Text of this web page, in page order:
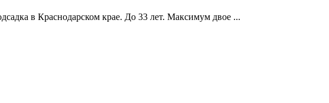
в Краснодарском крае. До 33 лет. Максимум двое ...